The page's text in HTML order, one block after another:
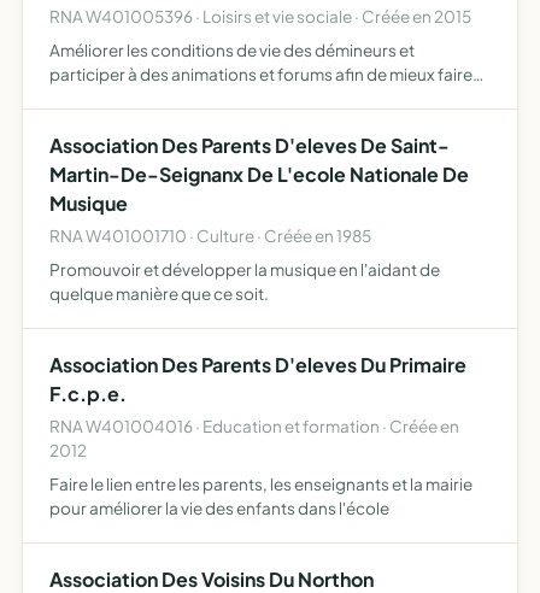
RNA W401005396 · Loisirs et vie sociale · Créée en 2015
Améliorer les conditions de vie des démineurs et
participer à des animations et forums afin de mieux faire
Association Des Parents D'eleves De Saint-
Martin-De-Seignanx De L'ecole Nationale De
Musique
RNA W401001710 · Culture · Créée en 1985
Promouvoir et développer la musique en l'aidant de
quelque manière que ce soit.
Association Des Parents D'eleves Du Primaire
F.c.p.e.
RNA W401004016 · Education et formation · Créée en
2012
Faire le lien entre les parents, les enseignants et la mairie
pour améliorer la vie des enfants dans l'école
Association Des Voisins Du Northon